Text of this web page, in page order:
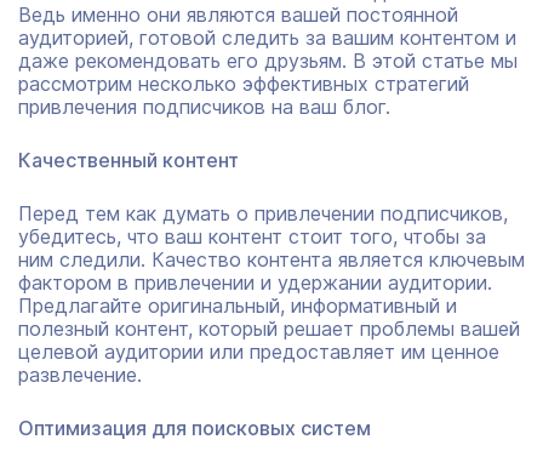
Ведь именно они являются вашей постоянной
аудиторией, готовой следить за вашим контентом и
даже рекомендовать его друзьям. В этой статье мы
рассмотрим несколько эффективных стратегий
привлечения подписчиков на ваш блог.
Качественный контент
Перед тем как думать о привлечении подписчиков,
убедитесь, что ваш контент стоит того, чтобы за
ним следили. Качество контента является ключевым
фактором в привлечении и удержании аудитории.
Предлагайте оригинальный, информативный и
полезный контент, который решает проблемы вашей
целевой аудитории или предоставляет им ценное
развлечение.
Оптимизация для поисковых систем